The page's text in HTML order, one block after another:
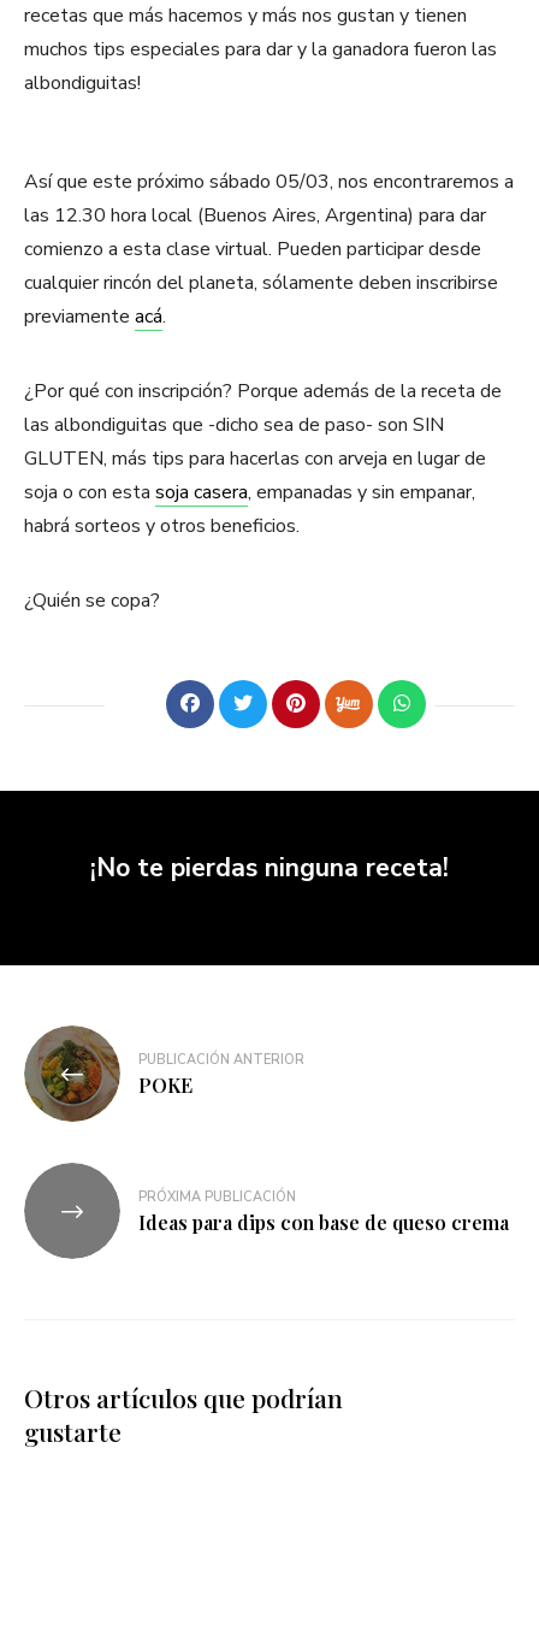
recetas que más hacemos y más nos gustan y tienen
muchos tips especiales para dar y la ganadora fueron las
albondiguitas!
Así que este próximo sábado 05/03, nos encontraremos a
las 12.30 hora local (Buenos Aires, Argentina) para dar
comienzo a esta clase virtual. Pueden participar desde
cualquier rincón del planeta, sólamente deben inscribirse
previamente acá.
¿Por qué con inscripción? Porque además de la receta de
las albondiguitas que -dicho sea de paso- son SIN
GLUTEN, más tips para hacerlas con arveja en lugar de
soja o con esta soja casera, empanadas y sin empanar,
habrá sorteos y otros beneficios.
¿Quién se copa?
¡No te pierdas ninguna receta!
PUBLICACIÓN ANTERIOR
POKE
PRÓXIMA PUBLICACIÓN
Ideas para dips con base de queso crema
Otros artículos que podrían
gustarte